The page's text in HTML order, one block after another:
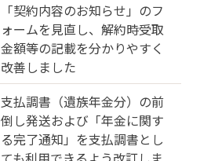
「契約内容のお知らせ」のフ
ォームを見直し、解約時受取
金額等の記載を分かりやすく
改善しました
支払調書（遺族年金分）の前
倒し発送および「年金に関す
る完了通知」を支払調書とし